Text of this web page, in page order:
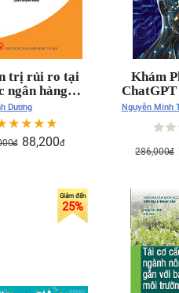
trị rủi ro tại
ngân hàng
mại Việt Nam
bối cảnh hội
quốc tế (sách
khảo)
Dương
đ 88,200đ
Khám
Nguyễn Minh
286,000đ
25%